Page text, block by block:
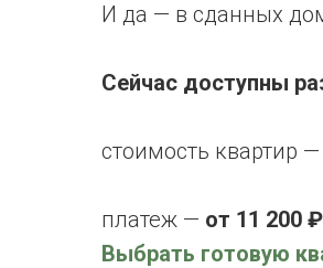
И да — в сданных
Сейчас доступны
стоимость квартир —
платеж — от 11 200
Выбрать готовую